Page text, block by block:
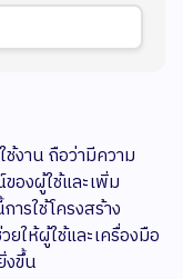
งาน ถือว่ามีความ
องผู้ใช้และเพิ่ม
ารใช้โครงสร้าง
ให้ผู้ใช้และเครื่องมือ
งขึ้น